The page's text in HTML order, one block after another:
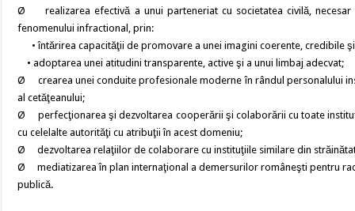
Ø realizarea efectivă a unui parteneriat cu societatea civilă,
fenomenului infractional, prin:
• întărirea capacităţii de promovare a unei imagini coerente, credibile
• adoptarea unei atitudini transparente, active şi a unui limbaj adecvat;
Ø crearea unei conduite profesionale moderne în rândul personalului
al cetăţeanului;
Ø perfecţionarea şi dezvoltarea cooperării şi colaborării cu toate
cu celelalte autorităţi cu atribuţii în acest domeniu;
Ø dezvoltarea relaţiilor de colaborare cu instituţiile similare din
Ø mediatizarea în plan internaţional a demersurilor româneşti pentru
publică.